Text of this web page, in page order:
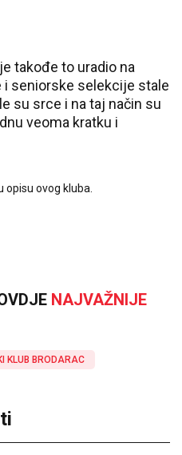
je takođe to uradio na
i seniorske selekcije stale
su srce i na taj način su
veoma kratku i
opisu ovog kluba.
NAJVAŽNIJE
KLUB BRODARAC